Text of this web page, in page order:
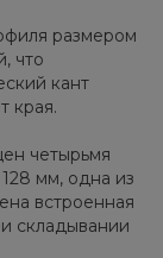
размером
что
кант
края.
четырьмя
мм, одна из
встроенная
складывании